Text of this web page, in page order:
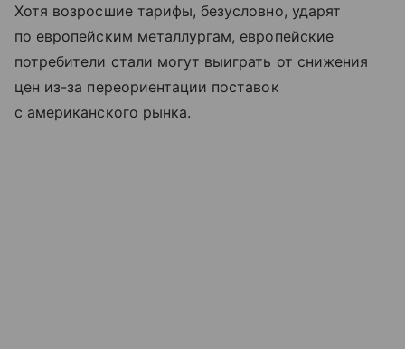
Хотя возросшие тарифы, безусловно, ударят
по европейским металлургам, европейские
потребители стали могут выиграть от снижения
цен из-за переориентации поставок
с американского рынка.